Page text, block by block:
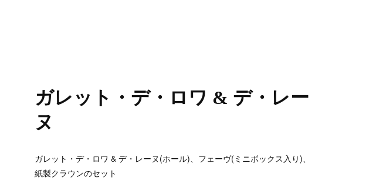
ガレット・デ・ロワ & デ・レー
ヌ
ガレット・デ・ロワ & デ・レーヌ(ホール)、フェーヴ(ミニボックス入り)、
紙製クラウンのセット